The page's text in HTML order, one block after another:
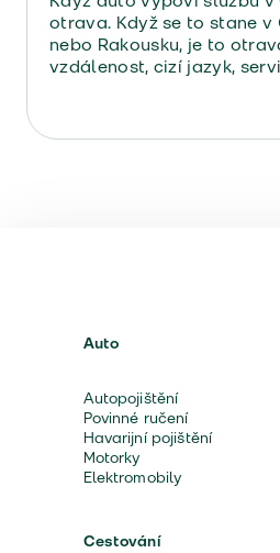
otrava. Když se to stane
nebo Rakousku, je to
vzdálenost, cizí jazyk,
Auto
Autopojištění
Povinné ručení
Havarijní pojištění
Motorky
Elektromobily
Cestování